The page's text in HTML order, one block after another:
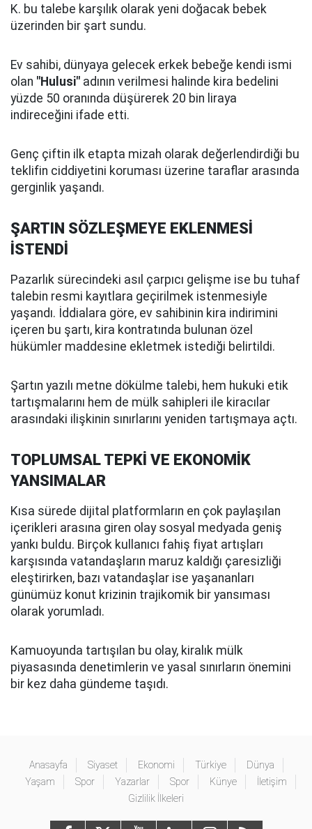
K. bu talebe karşılık olarak yeni doğacak bebek
üzerinden bir şart sundu.
Ev sahibi, dünyaya gelecek erkek bebeğe kendi ismi
olan "Hulusi" adının verilmesi halinde kira bedelini
yüzde 50 oranında düşürerek 20 bin liraya
indireceğini ifade etti.
Genç çiftin ilk etapta mizah olarak değerlendirdiği bu
teklifin ciddiyetini koruması üzerine taraflar arasında
gerginlik yaşandı.
ŞARTIN SÖZLEŞMEYE EKLENMESİ
İSTENDİ
Pazarlık sürecindeki asıl çarpıcı gelişme ise bu tuhaf
talebin resmi kayıtlara geçirilmek istenmesiyle
yaşandı. İddialara göre, ev sahibinin kira indirimini
içeren bu şartı, kira kontratında bulunan özel
hükümler maddesine ekletmek istediği belirtildi.
Şartın yazılı metne dökülme talebi, hem hukuki etik
tartışmalarını hem de mülk sahipleri ile kiracılar
arasındaki ilişkinin sınırlarını yeniden tartışmaya açtı.
TOPLUMSAL TEPKİ VE EKONOMİK
YANSIMALAR
Kısa sürede dijital platformların en çok paylaşılan
içerikleri arasına giren olay sosyal medyada geniş
yankı buldu. Birçok kullanıcı fahiş fiyat artışları
karşısında vatandaşların maruz kaldığı çaresizliği
eleştirirken, bazı vatandaşlar ise yaşananları
günümüz konut krizinin trajikomik bir yansıması
olarak yorumladı.
Kamuoyunda tartışılan bu olay, kiralık mülk
piyasasında denetimlerin ve yasal sınırların önemini
bir kez daha gündeme taşıdı.
Anasayfa Siyaset Ekonomi Türkiye
Dünya
Yaşam
Spor Yazarlar Spor Künye
İletişim
Gizlilik İlkeleri